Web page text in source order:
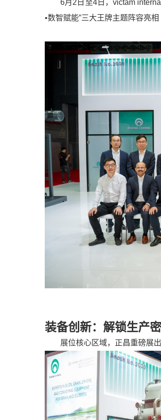
6月2日至4日，victam
•数智赋能”三大王牌主题阵容亮
装备创新：解锁生产
展位核心区域，正昌重磅展